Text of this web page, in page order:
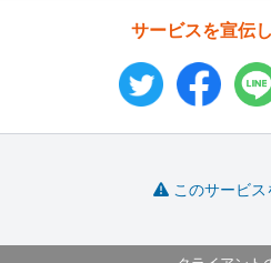
サービスを宣伝
このサービ